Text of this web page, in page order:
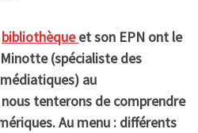
bibliothèqueet son EPN ont le
(spécialiste des
au
nous tenterons de comprendre
Au menu : différents